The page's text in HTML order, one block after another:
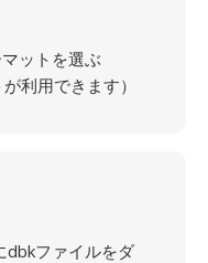
ットを選ぶ
利用できます）
dbkファイルをダ